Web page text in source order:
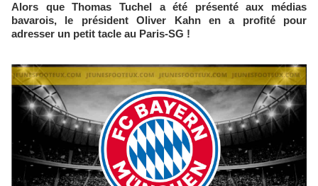
Alors que Thomas Tuchel a été présenté aux médias
bavarois, le président Oliver Kahn en a profité pour
adresser un petit tacle au Paris-SG !